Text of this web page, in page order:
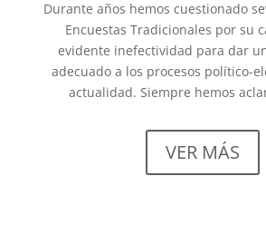
Durante años hemos cuestionado
Encuestas Tradicionales por su
evidente inefectividad para dar
adecuado a los procesos político-
actualidad. Siempre hemos
VER MÁS